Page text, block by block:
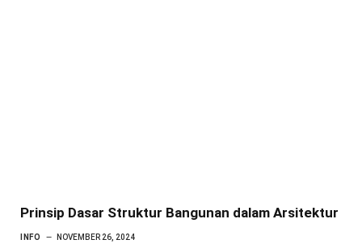
Prinsip Dasar Struktur Bangunan dalam Arsitektur
INFO NOVEMBER 26, 2024